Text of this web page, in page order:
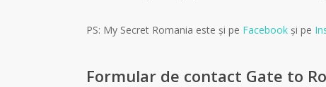
PS: My Secret Romania este și pe Facebook și pe
Formular de contact Gate to